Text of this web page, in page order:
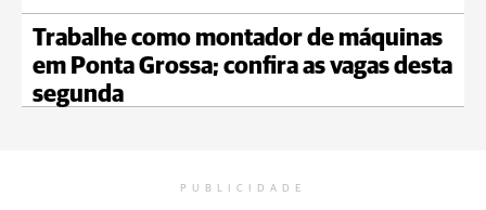
Trabalhe como montador de máquinas
em Ponta Grossa; confira as vagas desta
segunda
PUBLICIDADE